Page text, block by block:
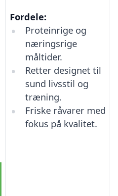
Fordele:
Proteinrige og
næringsrige
måltider.
Retter designet til
sund livsstil og
træning.
Friske råvarer med
fokus på kvalitet.